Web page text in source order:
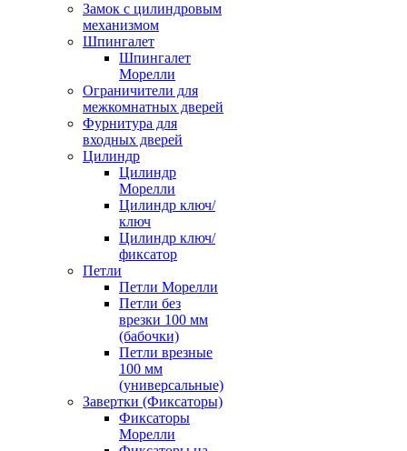
Замок с цилиндровым
механизмом
Шпингалет
Шпингалет
Морелли
Ограничители для
межкомнатных дверей
Фурнитура для
входных дверей
Цилиндр
Цилиндр
Морелли
Цилиндр ключ/
ключ
Цилиндр ключ/
фиксатор
Петли
Петли Морелли
Петли без
врезки 100 мм
(бабочки)
Петли врезные
100 мм
(универсальные)
Завертки (Фиксаторы)
Фиксаторы
Морелли